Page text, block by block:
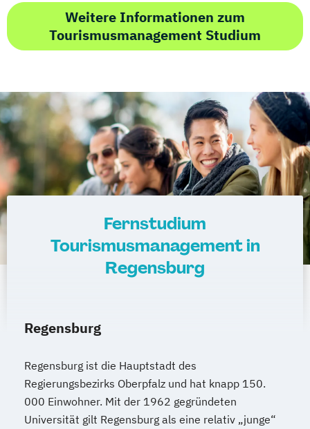
Weitere Informationen zum
Tourismusmanagement Studium
Fernstudium
Tourismusmanagement in
Regensburg
Regensburg
Regensburg ist die Hauptstadt des
Regierungsbezirks Oberpfalz und hat knapp 150.
000 Einwohner. Mit der 1962 gegründeten
Universität gilt Regensburg als eine relativ „junge“